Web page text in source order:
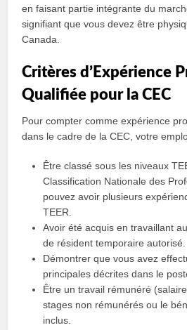
en faisant partie intégrante du
signifiant que vous devez être
Canada.
Critères d’Expérience
Qualifiée pour la CEC
Pour compter comme expérience
dans le cadre de la CEC, votre
Être classé sous les niveaux
Classification Nationale des
pouvez avoir plusieurs
TEER.
Avoir été acquis en travaillant
de résident temporaire autorisé.
Démontrer que vous avez
principales décrites dans le
Être un travail rémunéré
stages non rémunérés ou le
inclus.